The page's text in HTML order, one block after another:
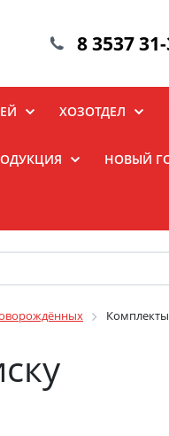
8 3537
ХОЗОТДЕЛ
НОВЫЙ